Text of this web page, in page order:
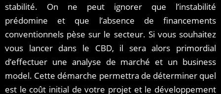
stabilité. On ne peut ignorer que l’instabilité
prédomine et que l’absence de financements
conventionnels pèse sur le secteur. Si vous souhaitez
vous lancer dans le CBD, il sera alors primordial
d’effectuer une analyse de marché et un business
model. Cette démarche permettra de déterminer quel
est le coût initial de votre projet et le développement